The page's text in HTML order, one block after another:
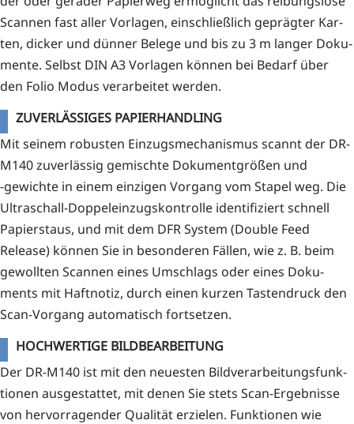
Scan­nen fast aller Vor­la­gen, ein­schließ­lich gepräg­ter Kar­
ten, dicker und dün­ner Bele­ge und bis zu 3 m lan­ger Doku­
men­te. Selbst DIN A3 Vor­la­gen kön­nen bei Bedarf über
den Folio Modus ver­ar­bei­tet werden.
ZUVERLÄSSIGES PAPIERHANDLING
Mit sei­nem robus­ten Ein­zugs­me­cha­nis­mus scannt der DR-
M140 zuver­läs­sig gemisch­te Doku­ment­grö­ßen und
‑gewich­te in einem ein­zi­gen Vor­gang vom Sta­pel weg. Die
Ultra­schall-Dop­pel­ein­zugs­kon­trol­le iden­ti­fi­ziert schnell
Papier­staus, und mit dem DFR Sys­tem (Dou­ble Feed
Release) kön­nen Sie in beson­de­ren Fäl­len, wie z. B. beim
gewoll­ten Scan­nen eines Umschlags oder eines Doku­
ments mit Haft­no­tiz, durch einen kur­zen Tas­ten­druck den
Scan-Vor­gang auto­ma­tisch fortsetzen.
HOCHWERTIGE BILDBEARBEITUNG
Der DR-M140 ist mit den neu­es­ten Bild­ver­ar­bei­tungs­funk­
tio­nen aus­ge­stat­tet, mit denen Sie stets Scan-Ergeb­nis­se
von her­vor­ra­gen­der Qua­li­tät erzie­len. Funk­tio­nen wie